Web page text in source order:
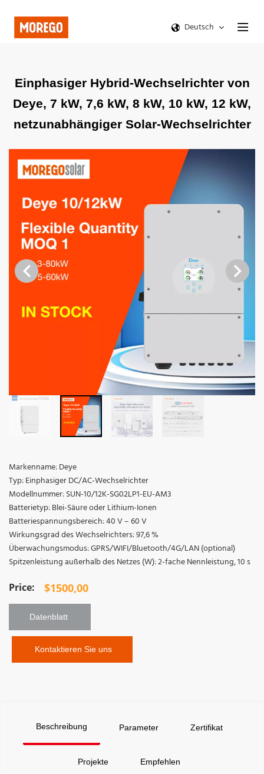
Deutsch
Einphasiger Hybrid-Wechselrichter von
Deye, 7 kW, 7,6 kW, 8 kW, 10 kW, 12 kW,
netzunabhängiger Solar-Wechselrichter
Markenname: Deye
Typ: Einphasiger DC/AC-Wechselrichter
Modellnummer: SUN-10/12K-SG02LP1-EU-AM3
Batterietyp: Blei-Säure oder Lithium-Ionen
Batteriespannungsbereich: 40 V – 60 V
Wirkungsgrad des Wechselrichters: 97,6 %
Überwachungsmodus: GPRS/WIFI/Bluetooth/4G/LAN (optional)
Spitzenleistung außerhalb des Netzes (W): 2-fache Nennleistung, 10 s
$1500,00
Datenblatt
Kontaktieren Sie uns
Beschreibung Parameter Zertifikat
Projekte Empfehlen